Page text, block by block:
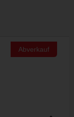
Abverkauf